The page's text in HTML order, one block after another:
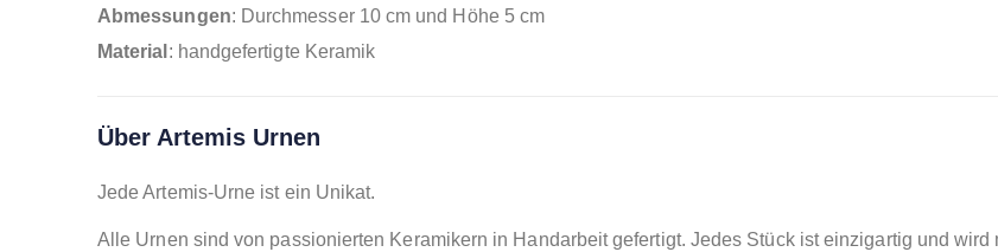
Abmessungen: Durchmesser 10 cm und Höhe 5 cm
Material : handgefertigte Keramik
Über Artemis Urnen
Jede Artemis-Urne ist ein Unikat.
Alle Urnen sind von passionierten Keramikern in Handarbeit gefertigt. Jedes Stück ist einzigartig und